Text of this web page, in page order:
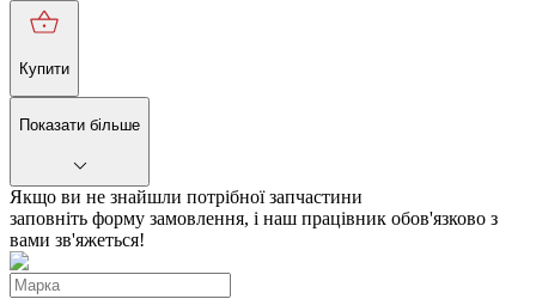
Купити
Показати більше
Якщо ви не знайшли потрібної запчастини
заповніть форму замовлення, і наш працівник обов'язково з
вами зв'яжеться!